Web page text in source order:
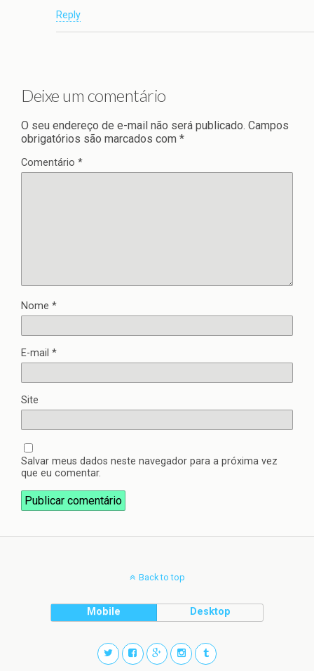
Reply
Deixe um comentário
O seu endereço de e-mail não será publicado. Campos
obrigatórios são marcados com *
Comentário *
Nome *
E-mail *
Site
Salvar meus dados neste navegador para a próxima vez
que eu comentar.
Back to top
Mobile Desktop